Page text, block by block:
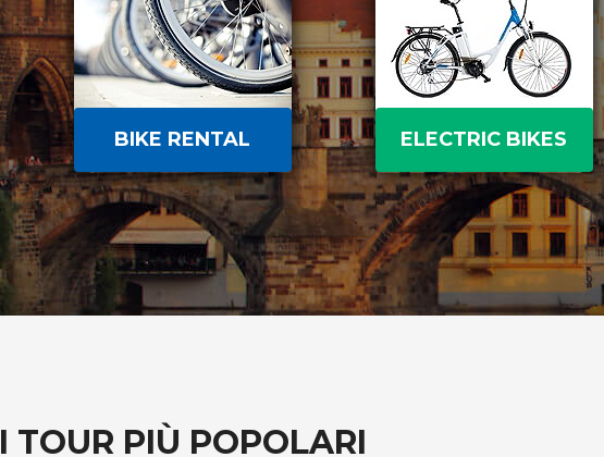
BIKE RENTAL ELECTRIC BIKES
I TOUR PIÙ POPOLARI